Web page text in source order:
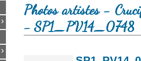
›
›
Photos artistes -
- SP1_PV14_0748